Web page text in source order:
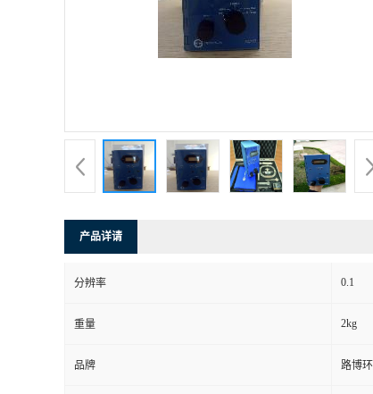
产品详请
分辨率 0.1
重量 2kg
品牌 路博